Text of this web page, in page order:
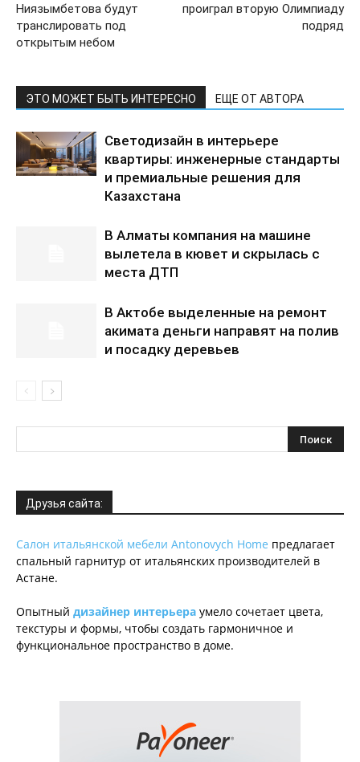
Ниязымбетова будут
транслировать под
открытым небом
проиграл вторую Олимпиаду
подряд
ЭТО МОЖЕТ БЫТЬ ИНТЕРЕСНО ЕЩЕ ОТ АВТОРА
Светодизайн в интерьере
квартиры: инженерные стандарты
и премиальные решения для
Казахстана
В Алматы компания на машине
вылетела в кювет и скрылась с
места ДТП
В Актобе выделенные на ремонт
акимата деньги направят на полив
и посадку деревьев
Друзья сайта:
Салон итальянской мебели Antonovych Home предлагает
спальный гарнитур от итальянских производителей в
Астане.
Опытный дизайнер интерьера умело сочетает цвета,
текстуры и формы, чтобы создать гармоничное и
функциональное пространство в доме.